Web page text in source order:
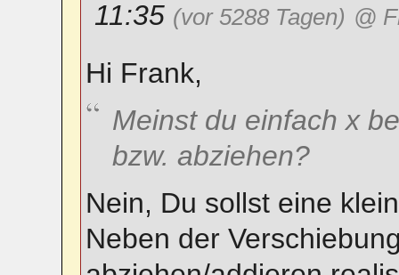
11:35 (vor 5288 Tagen) @
Hi Frank,
Meinst du einfach x
bzw. abziehen?
Nein, Du sollst eine
Neben der